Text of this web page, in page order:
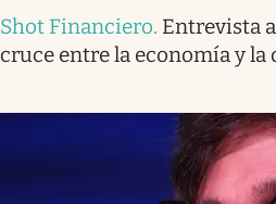
Shot Financiero. Entrevista
cruce entre la economía y la